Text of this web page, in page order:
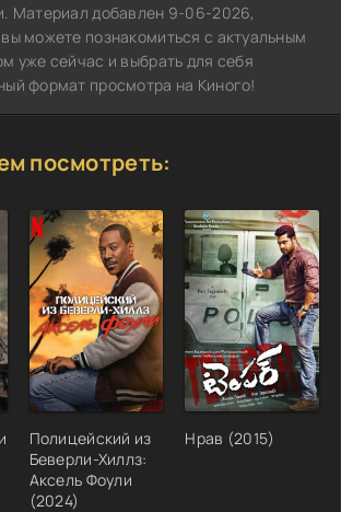
Материал добавлен 9-06-2026,
можете познакомиться с актуальным
уже сейчас и выбрать для себя
формат просмотра на Киного!
посмотреть:
Полицейский из
Беверли-Хиллз:
Аксель Фоули
(2024)
Нрав (2015)